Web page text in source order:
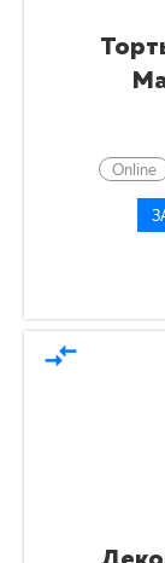
Online
compare_arrows